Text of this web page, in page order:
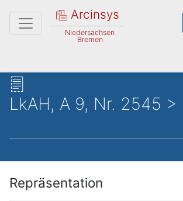
Arcinsys
Niedersachsen
Bremen
LkAH, A 9, Nr. 2545 >
Repräsentation